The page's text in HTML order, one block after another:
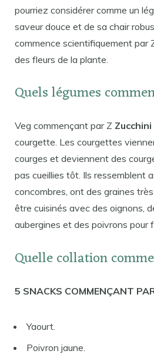
pourriez considérer comme un
saveur douce et de sa chair
commence scientifiquement par
des fleurs de la plante.
Quels légumes
Veg commençant par Z Zucchini
courgette. Les courgettes
courges et deviennent des
pas cueillies tôt. Ils ressemblent
concombres, ont des graines
être cuisinés avec des oignons,
aubergines et des poivrons pour
Quelle collation
5 SNACKS COMMENÇANT
Yaourt.
Poivron jaune.